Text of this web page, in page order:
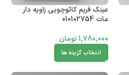
عینک فریم کائوچویی زاویه دار
مات 010102754
1,780,000تومان
انتخاب گزینه ها